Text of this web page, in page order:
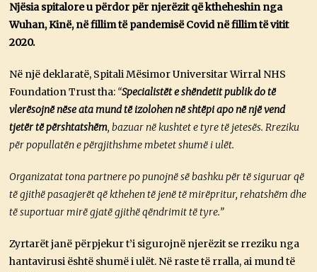
Njësia spitalore u përdor për njerëzit që ktheheshin nga
Wuhan, Kinë, në fillim të pandemisë Covid në fillim të vitit
2020.
Në një deklaratë, Spitali Mësimor Universitar Wirral NHS
Foundation Trust tha: “Specialistët e shëndetit publik do të
vlerësojnë nëse ata mund të izolohen në shtëpi apo në një vend
tjetër të përshtatshëm, bazuar në kushtet e tyre të jetesës. Rreziku
për popullatën e përgjithshme mbetet shumë i ulët.
Organizatat tona partnere po punojnë së bashku për të siguruar që
të gjithë pasagjerët që kthehen të jenë të mirëpritur, rehatshëm dhe
të suportuar mirë gjatë gjithë qëndrimit të tyre.”
Zyrtarët janë përpjekur t’i sigurojnë njerëzit se rreziku nga
hantavirusi është shumë i ulët. Në raste të rralla, ai mund të